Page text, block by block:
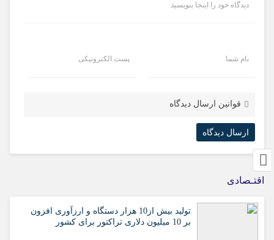
دیدگاه خود را اینجا بنویسید
نام شما پست الکترونیکی
قوانین ارسال دیدگاه
اقتـصادی
تولید بیش از10 هزار دستگاه و ارزآوری افزون
بر 10 میلیون دلاری تراکتور برای کشور